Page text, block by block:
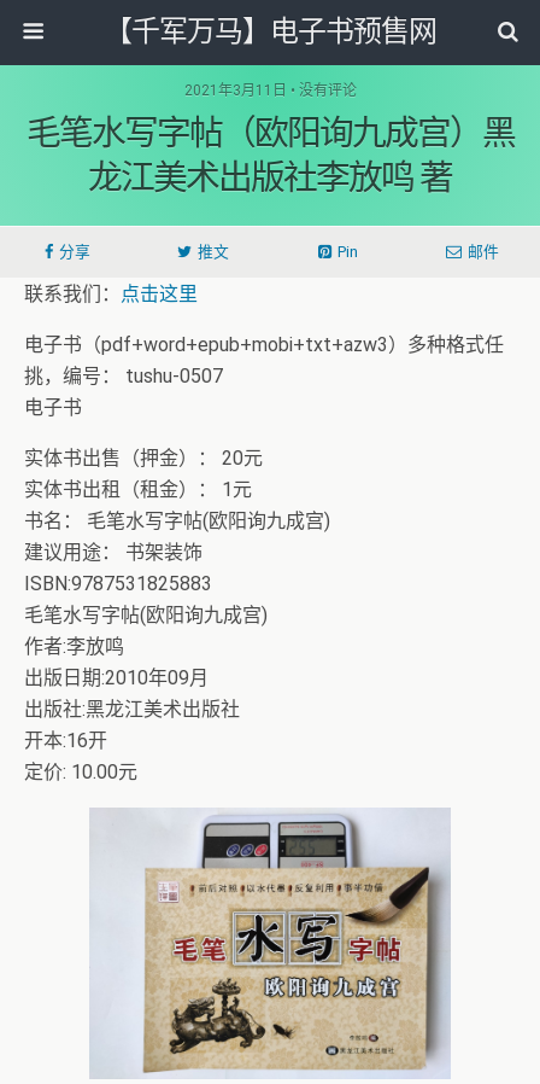
【千军万马】电子书预售网
2021年3月11日 • 没有评论
毛笔水写字帖（欧阳询九成宫）黑
龙江美术出版社李放鸣 著
分享 推文 Pin 邮件
联系我们： 点击这里
电子书（pdf+word+epub+mobi+txt+azw3）多种格式任
挑，编号： tushu-0507
电子书
实体书出售（押金）： 20元
实体书出租（租金）： 1元
书名： 毛笔水写字帖(欧阳询九成宫)
建议用途： 书架装饰
ISBN:9787531825883
毛笔水写字帖(欧阳询九成宫)
作者:李放鸣
出版日期:2010年09月
出版社:黑龙江美术出版社
开本:16开
定价: 10.00元